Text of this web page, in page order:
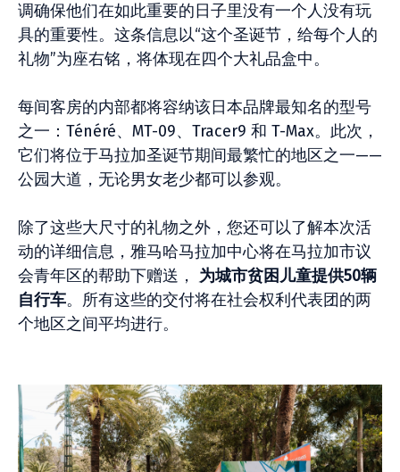
调确保他们在如此重要的日子里没有一个人没有玩
具的重要性。这条信息以“这个圣诞节，给每个人的
礼物”为座右铭，将体现在四个大礼品盒中。
每间客房的内部都将容纳该日本品牌最知名的型号
之一：Ténéré、MT-09、Tracer9 和 T-Max。此次，
它们将位于马拉加圣诞节期间最繁忙的地区之一——
公园大道，无论男女老少都可以参观。
除了这些大尺寸的礼物之外，您还可以了解本次活
动的详细信息，雅马哈马拉加中心将在马拉加市议
会青年区的帮助下赠送， 为城市贫困儿童提供50辆
自行车。所有这些的交付将在社会权利代表团的两
个地区之间平均进行。